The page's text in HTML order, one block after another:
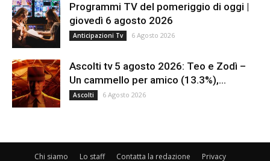
Programmi TV del pomeriggio di oggi |
giovedì 6 agosto 2026
Anticipazioni Tv 6 Agosto 2026
Ascolti tv 5 agosto 2026: Teo e Zodì –
Un cammello per amico (13.3%),...
Ascolti 6 Agosto 2026
Chi siamo Lo staff Contatta la redazione Privacy